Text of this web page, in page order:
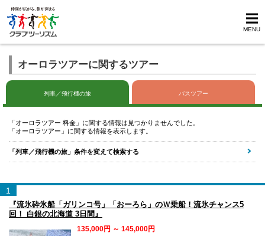
MENU
オーロラツアーに関するツアー
列車／飛行機の旅 バスツアー
「オーロラツアー 料金」に関する情報は見つかりませんでした。
「オーロラツアー」に関する情報を表示します。
「列車／飛行機の旅」条件を変えて検索する
1
『流氷砕氷船「ガリンコ号」「おーろら」のＷ乗船！流氷チャンス5
回！ 白銀の北海道 3日間』
135,000円 ～ 145,000円